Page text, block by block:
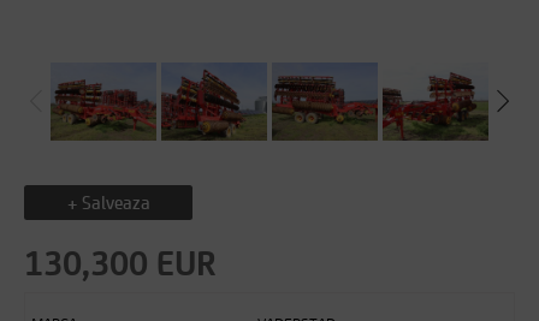
+ Salveaza
130,300 EUR